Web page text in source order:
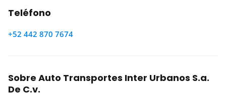
Teléfono
+52 442 870 7674
Sobre Auto Transportes Inter Urbanos S.a.
De C.v.